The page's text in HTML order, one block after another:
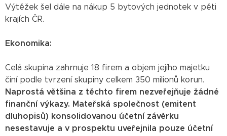
Výtěžek šel dále na nákup 5 bytových jednotek v pěti
krajích ČR.
Ekonomika:
Celá skupina zahrnuje 18 firem a objem jejího majetku
činí podle tvrzení skupiny celkem 350 milionů korun.
Naprostá většina z těchto firem nezveřejňuje žádné
finanční výkazy. Mateřská společnost (emitent
dluhopisů) konsolidovanou účetní závěrku
nesestavuje a v prospektu uveřejnila pouze účetní